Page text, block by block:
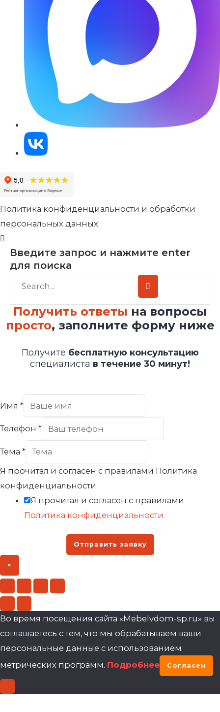
Политика конфиденциальности и обработки
персональных данных.
Введите запрос и нажмите enter
для поиска
Получить ответы на вопросы
просто, заполните форму ниже
Получите бесплатную консультацию
специалиста в течение 30 минут!
Имя *
Телефон *
Тема *
Я прочитал и согласен с правилами Политика
конфиденциальности
Я прочитал и согласен с правилами
Политика конфиденциальности
Отправить заявку
×
Во время посещения сайта «Mebelvdom-sp.ru» вы
соглашаетесь с тем, что мы обрабатываем ваши
персональные данные с использованием
метрических программ. Подробнее Согласен